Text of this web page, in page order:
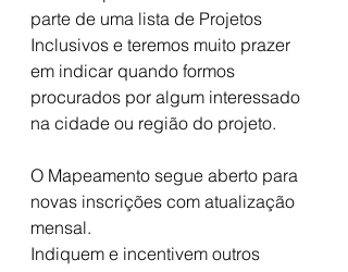
parte de uma lista de Projetos
Inclusivos e teremos muito prazer
em indicar quando formos
procurados por algum interessado
na cidade ou região do projeto.
O Mapeamento segue aberto para
novas inscrições com atualização
mensal.
Indiquem e incentivem outros